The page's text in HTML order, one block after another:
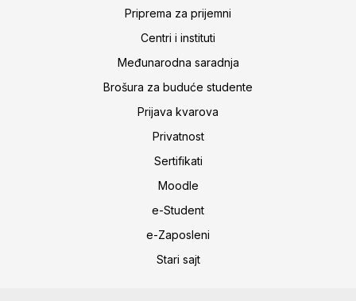
Priprema za prijemni
Centri i instituti
Međunarodna saradnja
Brošura za buduće studente
Prijava kvarova
Privatnost
Sertifikati
Moodle
e-Student
e-Zaposleni
Stari sajt